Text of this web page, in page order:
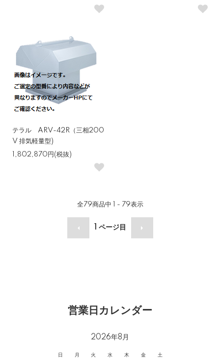
テラル ARV-42R（三相200
V 排気軽量型)
1,802,870円(税抜)
全79商品中 1 - 79表示
ページ目
営業日カレンダー
2026年8月
日 月 火 水 木 金 土